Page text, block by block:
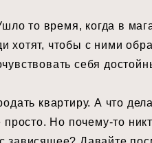
то время, когда в
чтобы с ними
себя
квартиру. А что
Но почему-то